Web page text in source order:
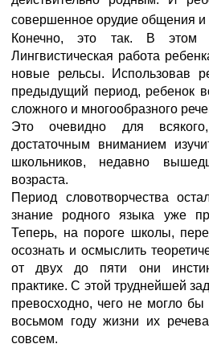
совершенное орудие общения
Конечно, это так. В этом
Лингвистическая работа
новые рельсы. Использовав
предыдущий период, ребенок
сложного и многообразного
Это очевидно для
достаточным вниманием
школьников, недавно
возраста.
Период словотворчества
знание родного языка уже
Теперь, на пороге школы,
осознать и осмыслить
от двух до пяти они
практике. С этой труднейшей
превосходно, чего не могло
восьмом году жизни их
совсем.